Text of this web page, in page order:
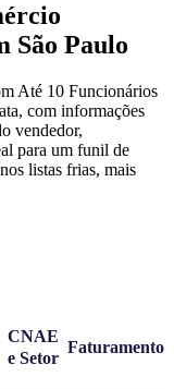
São Paulo
Até 10 Funcionários
com informações
vendedor,
para um funil de
listas frias, mais
CNAE
e Setor
Faturamento